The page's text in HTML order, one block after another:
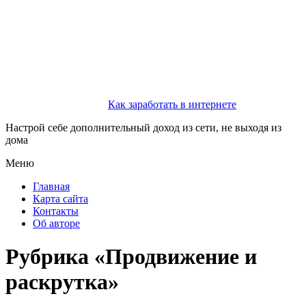
Как заработать в интернете
Настрой себе дополнительный доход из сети, не выходя из
дома
Меню
Главная
Карта сайта
Контакты
Об авторе
Рубрика «Продвижение и
раскрутка»